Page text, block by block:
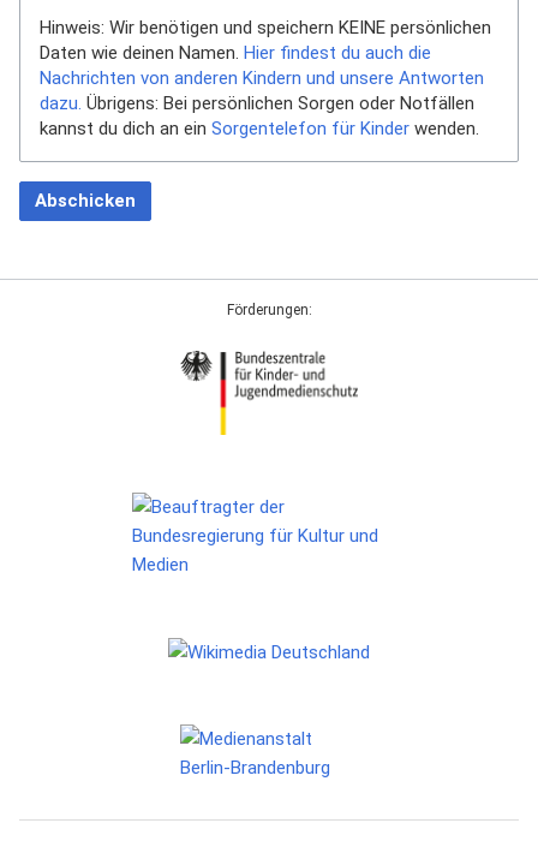
Hinweis: Wir benötigen und speichern KEINE persönlichen
Daten wie deinen Namen. Hier findest du auch die
Nachrichten von anderen Kindern und unsere Antworten
dazu. Übrigens: Bei persönlichen Sorgen oder Notfällen
kannst du dich an ein Sorgentelefon für Kinder wenden.
Abschicken
Förderungen: